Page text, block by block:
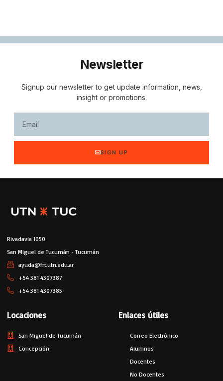
Newsletter
Signup our newsletter to get update information, news,
insight or promotions.
SIGN UP
Rivadavia 1050
San Miguel de Tucumán - Tucumán
ayuda@frt.utn.edu.ar
+54 381 4307387
+54 381 4307385
Locaciones
San Miguel de Tucumán
Concepción
Enlaces útiles
Correo Electrónico
Alumnos
Docentes
No Docentes